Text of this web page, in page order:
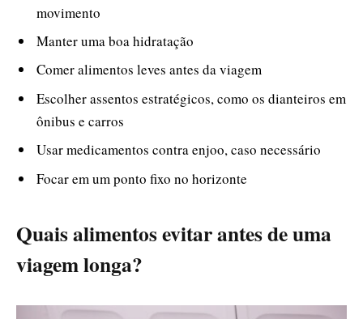
movimento
Manter uma boa hidratação
Comer alimentos leves antes da viagem
Escolher assentos estratégicos, como os dianteiros em
ônibus e carros
Usar medicamentos contra enjoo, caso necessário
Focar em um ponto fixo no horizonte
Quais alimentos evitar antes de uma
viagem longa?